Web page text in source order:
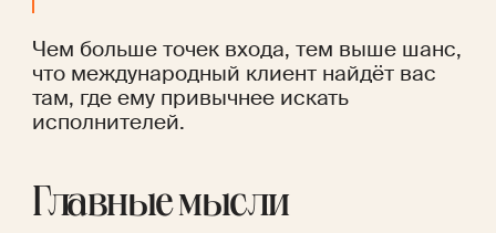
Чем больше точек входа, тем выше шанс,
что международный клиент найдёт вас
там, где ему привычнее искать
исполнителей.
Главные мысли